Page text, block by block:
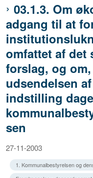
03.1.3. Om
adgang til at
omfattet af det
forslag, og
udsendelsen
indstilling
sen
27-11-2003
1. Kommunalbestyrelsen og